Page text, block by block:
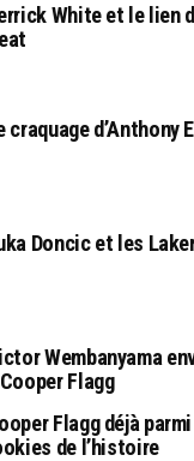
White et le lien
craquage d’Anthony
Doncic et les
Wembanyama
Flagg
Flagg déjà
de l’histoire